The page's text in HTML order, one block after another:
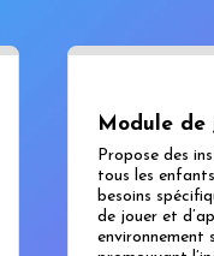
Module
Propose des
tous les
besoins
de jouer et
environnement